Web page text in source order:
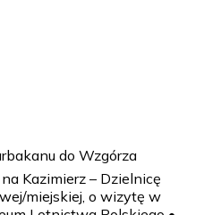
do Wzgórza
Kazimierz – Dzielnicę
miejskiej, o wizytę w